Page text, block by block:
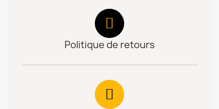
Politique de retours